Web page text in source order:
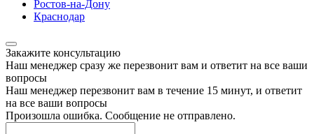
Ростов-на-Дону
Краснодар
Закажите консультацию
Наш менеджер сразу же перезвонит вам и ответит на все ваши
вопросы
Наш менеджер перезвонит вам в течение 15 минут, и ответит
на все ваши вопросы
Произошла ошибка. Сообщение не отправлено.